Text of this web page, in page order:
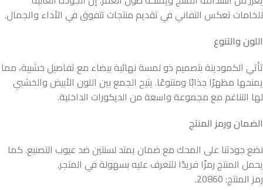
للخامات تعكس التفاني في تقديم منتجات تتفوق في الأداء والجمال.
اللون والتنوع
تأتي الكمودينة بتصميم ذو لمسة نهائية بيضاء مع تفاصيل خشبية، مما
يمنحها مظهرًا جذابًا ومتنوعًا. يتيح الجمع بين اللون الأبيض والخشبي
لها التناغم مع مجموعة واسعة من الديكورات الداخلية.
الضمان ورمز المنتج
نضع جودتنا على المحك مع ضمان يمتد لسنتين ضد عيوب التصنيع. كما
يحمل المنتج رمزًا فريدًا للتعرف عليه بسهولة في المتجر.
رمز المنتج: 20860.